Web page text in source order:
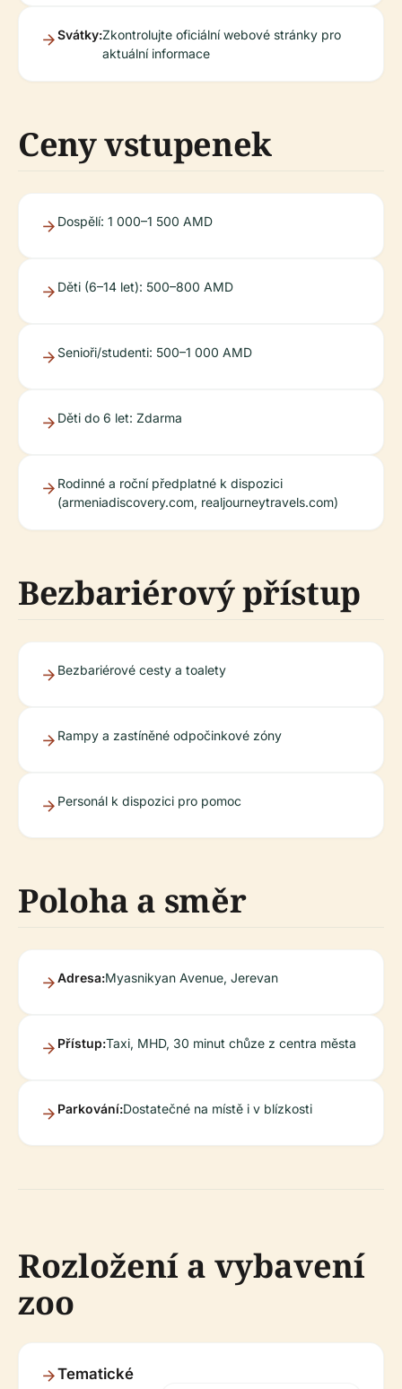
Svátky:Zkontrolujte oficiální webové stránky pro
aktuální informace
Ceny vstupenek
Dospělí: 1 000–1 500 AMD
Děti (6–14 let): 500–800 AMD
Senioři/studenti: 500–1 000 AMD
Děti do 6 let: Zdarma
Rodinné a roční předplatné k dispozici
(armeniadiscovery.com, realjourneytravels.com)
Bezbariérový přístup
Bezbariérové cesty a toalety
Rampy a zastíněné odpočinkové zóny
Personál k dispozici pro pomoc
Poloha a směr
Adresa:Myasnikyan Avenue, Jerevan
Přístup:Taxi, MHD, 30 minut chůze z centra města
Parkování:Dostatečné na místě i v blízkosti
Rozložení a vybavení
zoo
Tematické